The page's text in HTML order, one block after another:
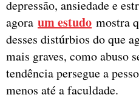
depressão, ansiedade e
agora um estudo mostra
desses distúrbios do que
mais graves, como abuso
tendência persegue a
menos até a faculdade.